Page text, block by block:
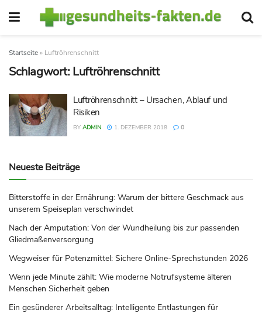
Startseite » Luftröhrenschnitt
Schlagwort:Luftröhrenschnitt
Luftröhrenschnitt – Ursachen, Ablauf und
Risiken
BY ADMIN 1. DEZEMBER 2018 0
Neueste Beiträge
Bitterstoffe in der Ernährung: Warum der bittere Geschmack aus
unserem Speiseplan verschwindet
Nach der Amputation: Von der Wundheilung bis zur passenden
Gliedmaßenversorgung
Wegweiser für Potenzmittel: Sichere Online-Sprechstunden 2026
Wenn jede Minute zählt: Wie moderne Notrufsysteme älteren
Menschen Sicherheit geben
Ein gesünderer Arbeitsalltag: Intelligente Entlastungen für